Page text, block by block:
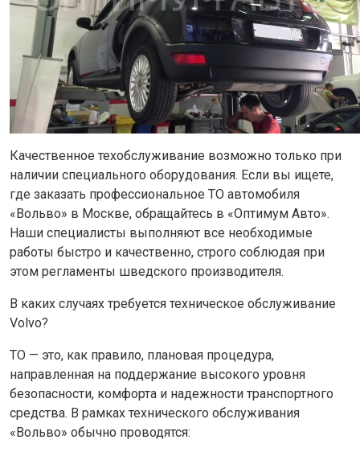
Качественное техобслуживание возможно только при
наличии специального оборудования. Если вы ищете,
где заказать профессиональное ТО автомобиля
«Вольво» в Москве, обращайтесь в «Оптимум Авто».
Наши специалисты выполняют все необходимые
работы быстро и качественно, строго соблюдая при
этом регламенты шведского производителя.
В каких случаях требуется техническое обслуживание
Volvo?
ТО — это, как правило, плановая процедура,
направленная на поддержание высокого уровня
безопасности, комфорта и надежности транспортного
средства. В рамках технического обслуживания
«Вольво» обычно проводятся: